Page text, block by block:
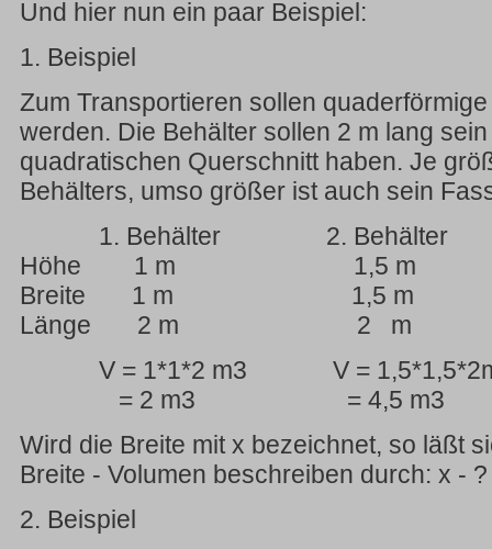
Und hier nun ein paar Beispiel:
1. Beispiel
Zum Transportieren sollen
werden. Die Behälter sollen 2 m lang
quadratischen Querschnitt haben. Je
Behälters, umso größer ist auch sein
1. Behälter 2. Behälter
Höhe 1 m 1,5 m
Breite 1 m 1,5 m
Länge 2 m 2 m
V = 1*1*2 m3 V =
= 2 m3 = 4,5 m3 =
Wird die Breite mit x bezeichnet, so läßt
Breite - Volumen beschreiben durch: x -
2. Beispiel